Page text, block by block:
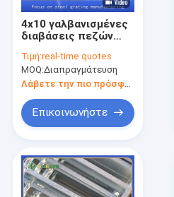
4x10 γαλβανισμένες
διαβάσεις πεζών
πλέγματος
μετάλλων
Τιμή:real-time quotes
MOQ:Διαπραγμάτευση
Λάβετε την πιο πρόσφατη τιμή
Επικοινωνήστε